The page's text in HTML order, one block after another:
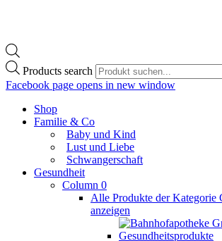
Products search
Facebook page opens in new window
Shop
Familie & Co
Baby und Kind
Lust und Liebe
Schwangerschaft
Gesundheit
Column 0
Alle Produkte der Kategorie
anzeigen